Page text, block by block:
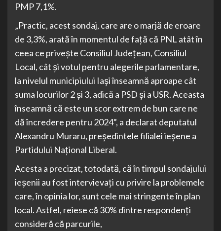
PMP 7,1%.
„Practic, acest sondaj, care are o marjă de eroare
de 3,3%, arată în momentul de faţă că PNL atât în
ceea ce priveşte Consiliul Judeţean, Consiliul
Local, cât şi votul pentru alegerile parlamentare,
la nivelul municipiului Iaşi înseamnă aproape cât
suma locurilor 2 şi 3, adică a PSD şi a USR. Aceasta
înseamnă că este un scor extrem de bun care ne
dă încredere pentru 2024”, a declarat deputatul
Alexandru Muraru, preşedintele filialei ieşene a
Partidului Naţional Liberal.
Acesta a precizat, totodată, că în timpul sondajului
ieşenii au fost intervievaţi cu privire la problemele
care, în opinia lor, sunt cele mai stringente în plan
local. Astfel, reiese că 30% dintre respondenţi
consideră că parcurile,